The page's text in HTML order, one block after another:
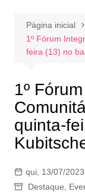
Página inicial
1º Fórum
feira (13) no
1º
quinta-
qui, 13/07/2023
Destaque